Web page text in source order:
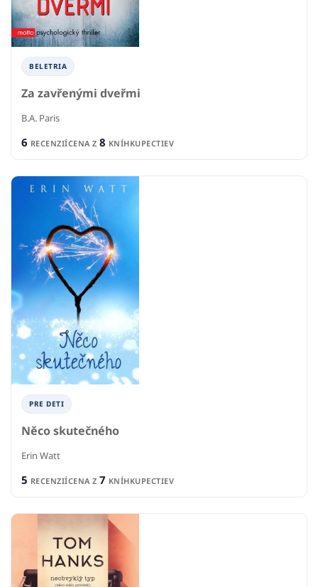
BELETRIA
Za zavřenými dveřmi
B.A. Paris
6 RECENZIÍCENA Z 8 KNÍHKUPECTIEV
PRE DETI
Něco skutečného
Erin Watt
5 RECENZIÍCENA Z 7 KNÍHKUPECTIEV